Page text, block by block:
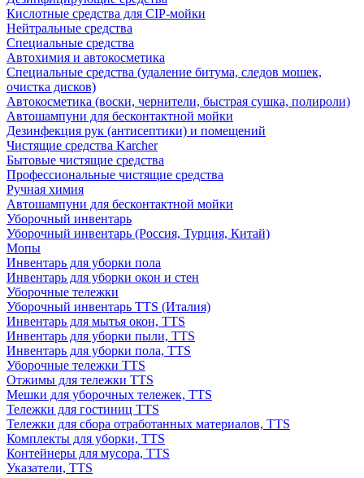
Кислотные средства для CIP-мойки
Нейтральные средства
Специальные средства
Автохимия и автокосметика
Специальные средства (удаление битума, следов мошек,
очистка дисков)
Автокосметика (воски, чернители, быстрая сушка, полироли)
Автошампуни для бесконтактной мойки
Дезинфекция рук (антисептики) и помещений
Чистящие средства Karcher
Бытовые чистящие средства
Профессиональные чистящие средства
Ручная химия
Автошампуни для бесконтактной мойки
Уборочный инвентарь
Уборочный инвентарь (Россия, Турция, Китай)
Мопы
Инвентарь для уборки пола
Инвентарь для уборки окон и стен
Уборочные тележки
Уборочный инвентарь TTS (Италия)
Инвентарь для мытья окон, TTS
Инвентарь для уборки пыли, TTS
Инвентарь для уборки пола, TTS
Уборочные тележки TTS
Отжимы для тележки TTS
Мешки для уборочных тележек, TTS
Тележки для гостиниц TTS
Тележки для сбора отработанных материалов, TTS
Комплекты для уборки, TTS
Контейнеры для мусора, TTS
Указатели, TTS